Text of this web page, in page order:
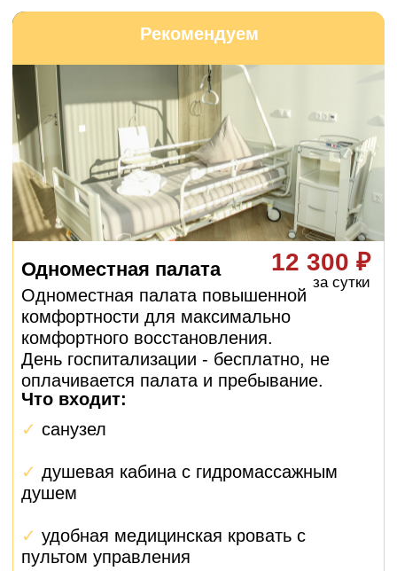
особенно когда вы приезжаете из другого
города.
Поэтому каждому пациенту из Химок
мы предоставляем личного координатора
с медицинским образованием.
Как работает
персональное
сопровождение
Помощь с записью на прием,
организацией анализов, бронированием
палаты и планированием поездки из
Химок.
Планирование и координация
Даже после возвращения в Химки ваш
менеджер остается на связи,
контролирует восстановление и отвечает
Контроль после выписки
Подготовка всех необходимых
документов, оформление больничного
листа, получение выписок и справок.
Помощь с документами